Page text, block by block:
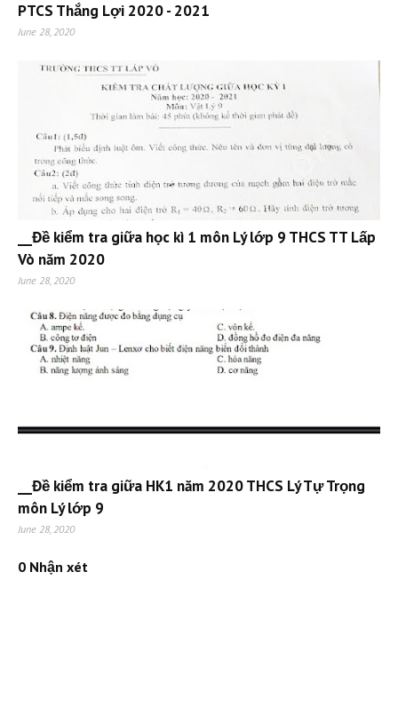
PTCS Thắng Lợi 2020 - 2021
June 28, 2020
__Đề kiểm tra giữa học kì 1 môn Lý lớp 9 THCS TT Lấp
Vò năm 2020
June 28, 2020
__Đề kiểm tra giữa HK1 năm 2020 THCS Lý Tự Trọng
môn Lý lớp 9
June 28, 2020
0 Nhận xét